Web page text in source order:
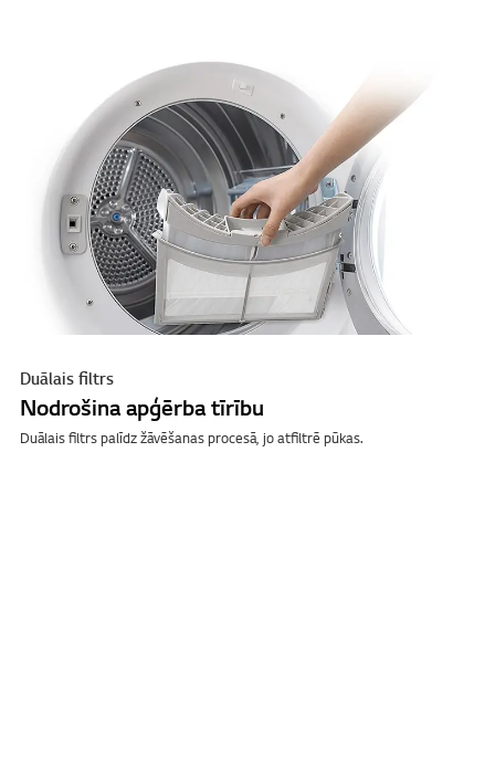
Duālais filtrs
Nodrošina apģērba tīrību
Duālais filtrs palīdz žāvēšanas procesā, jo atfiltrē pūkas.